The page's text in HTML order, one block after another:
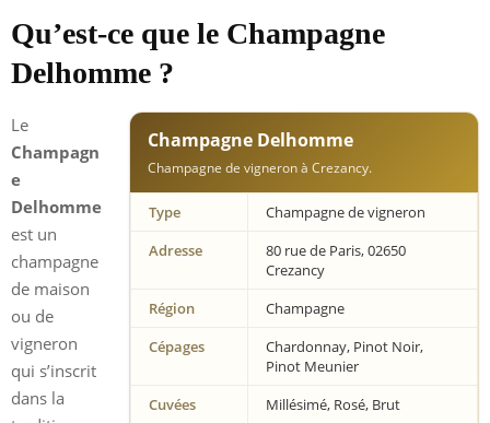
Qu’est-ce que le Champagne
Delhomme ?
Champagne Delhomme
Champagne de vigneron à Crezancy.
Type
Champagne de vigneron
Adresse
80 rue de Paris, 02650
Crezancy
Région
Champagne
Cépages
Chardonnay, Pinot Noir,
Pinot Meunier
Cuvées
Millésimé, Rosé, Brut
Le
Champagn
e
Delhomme
est un
champagne
de maison
ou de
vigneron
qui s’inscrit
dans la